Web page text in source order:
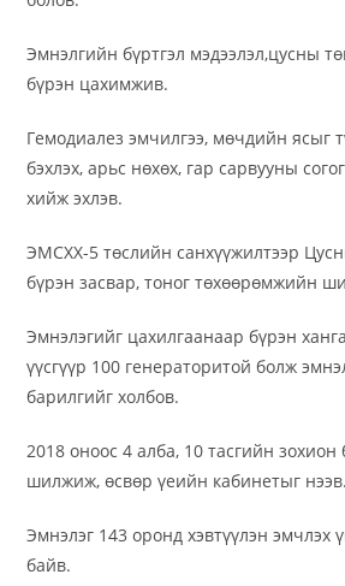
Эмнэлгийн бүртгэл мэдээлэл,цусны
бүрэн цахимжив.
Гемодиалез эмчилгээ, мөчдийн ясыг
бэхлэх, арьс нөхөх, гар сарвууны
хийж эхлэв.
ЭМСХХ-5 төслийн санхүүжилтээр
бүрэн засвар, тоног төхөөрөмжийн
Эмнэлэгийг цахилгаанаар бүрэн
үүсгүүр 100 генераторитой болж
барилгийг холбов.
2018 оноос 4 алба, 10 тасгийн зохион
шилжиж, өсвөр үеийн кабинетыг нээв.
Эмнэлэг 143 оронд хэвтүүлэн эмчлэх
байв.